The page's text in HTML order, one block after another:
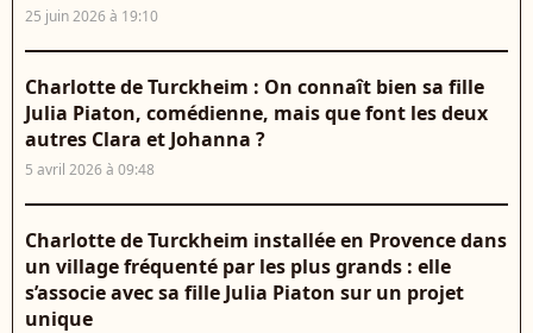
25 juin 2026 à 19:10
Charlotte de Turckheim : On connaît bien sa fille
Julia Piaton, comédienne, mais que font les deux
autres Clara et Johanna ?
5 avril 2026 à 09:48
Charlotte de Turckheim installée en Provence dans
un village fréquenté par les plus grands : elle
s’associe avec sa fille Julia Piaton sur un projet
unique